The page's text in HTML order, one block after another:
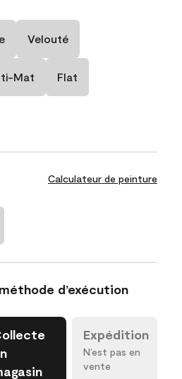
Velouté
Mat Flat
Calculateur de peinture
d’exécution
Expédition
N’est pas en
vente